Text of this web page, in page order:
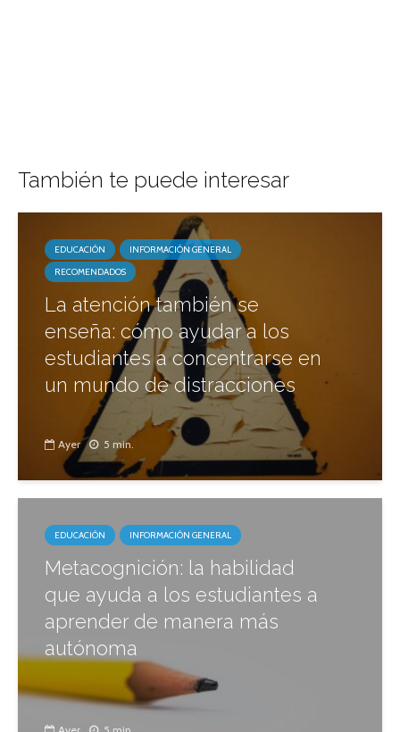
También te puede interesar
EDUCACIÓN
INFORMACIÓN GENERAL
RECOMENDADOS
La atención también se
enseña: cómo ayudar a los
estudiantes a concentrarse en
un mundo de distracciones
Ayer 5 min.
EDUCACIÓN INFORMACIÓN GENERAL
Metacognición: la habilidad
que ayuda a los estudiantes a
aprender de manera más
autónoma